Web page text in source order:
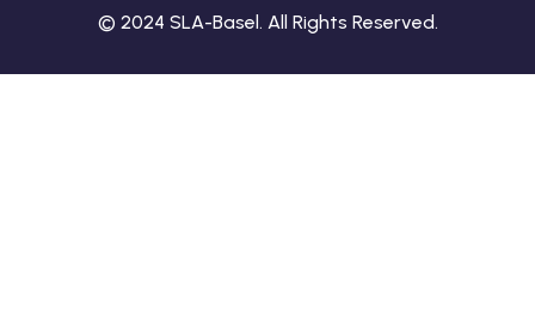
© 2024 SLA-Basel. All Rights Reserved.​